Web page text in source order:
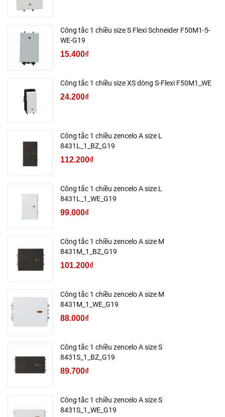
Công tắc 1 chiều size S Flexi Schneider F50M1-5-
WE-G19
15.400₫
Công tắc 1 chiều size XS dòng S-Flexi F50M1_WE
24.200₫
Công tắc 1 chiều zencelo A size L
8431L_1_BZ_G19
112.200₫
Công tắc 1 chiều zencelo A size L
8431L_1_WE_G19
99.000₫
Công tắc 1 chiều zencelo A size M
8431M_1_BZ_G19
101.200₫
Công tắc 1 chiều zencelo A size M
8431M_1_WE_G19
88.000₫
Công tắc 1 chiều zencelo A size S
8431S_1_BZ_G19
89.700₫
Công tắc 1 chiều zencelo A size S
8431S_1_WE_G19